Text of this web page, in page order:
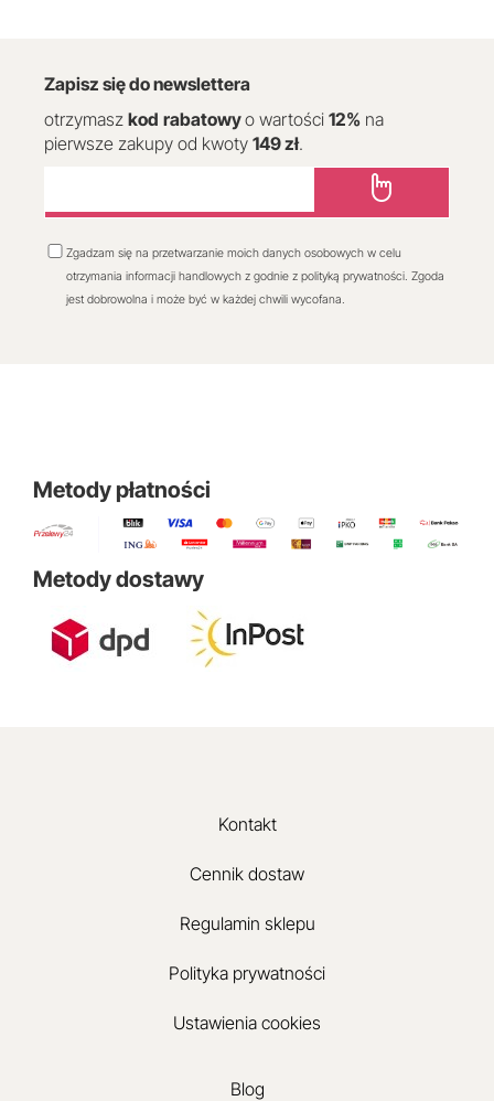
Zapisz się do newslettera
otrzymasz kod rabatowyo wartości 12% na
pierwsze zakupy od kwoty 149 zł.
Zgadzam się na przetwarzanie moich danych osobowych w celu
otrzymania informacji handlowych z godnie z polityką prywatności. Zgoda
jest dobrowolna i może być w każdej chwili wycofana.
Metody płatności
Metody dostawy
Kontakt
Cennik dostaw
Regulamin sklepu
Polityka prywatności
Ustawienia cookies
Blog